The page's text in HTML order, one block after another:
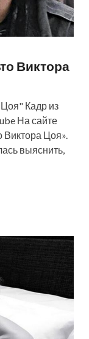
Виктора
Кадр из
На сайте
Виктора Цоя».
выяснить,